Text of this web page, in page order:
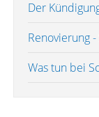
Der
Renovierung
Was tun bei